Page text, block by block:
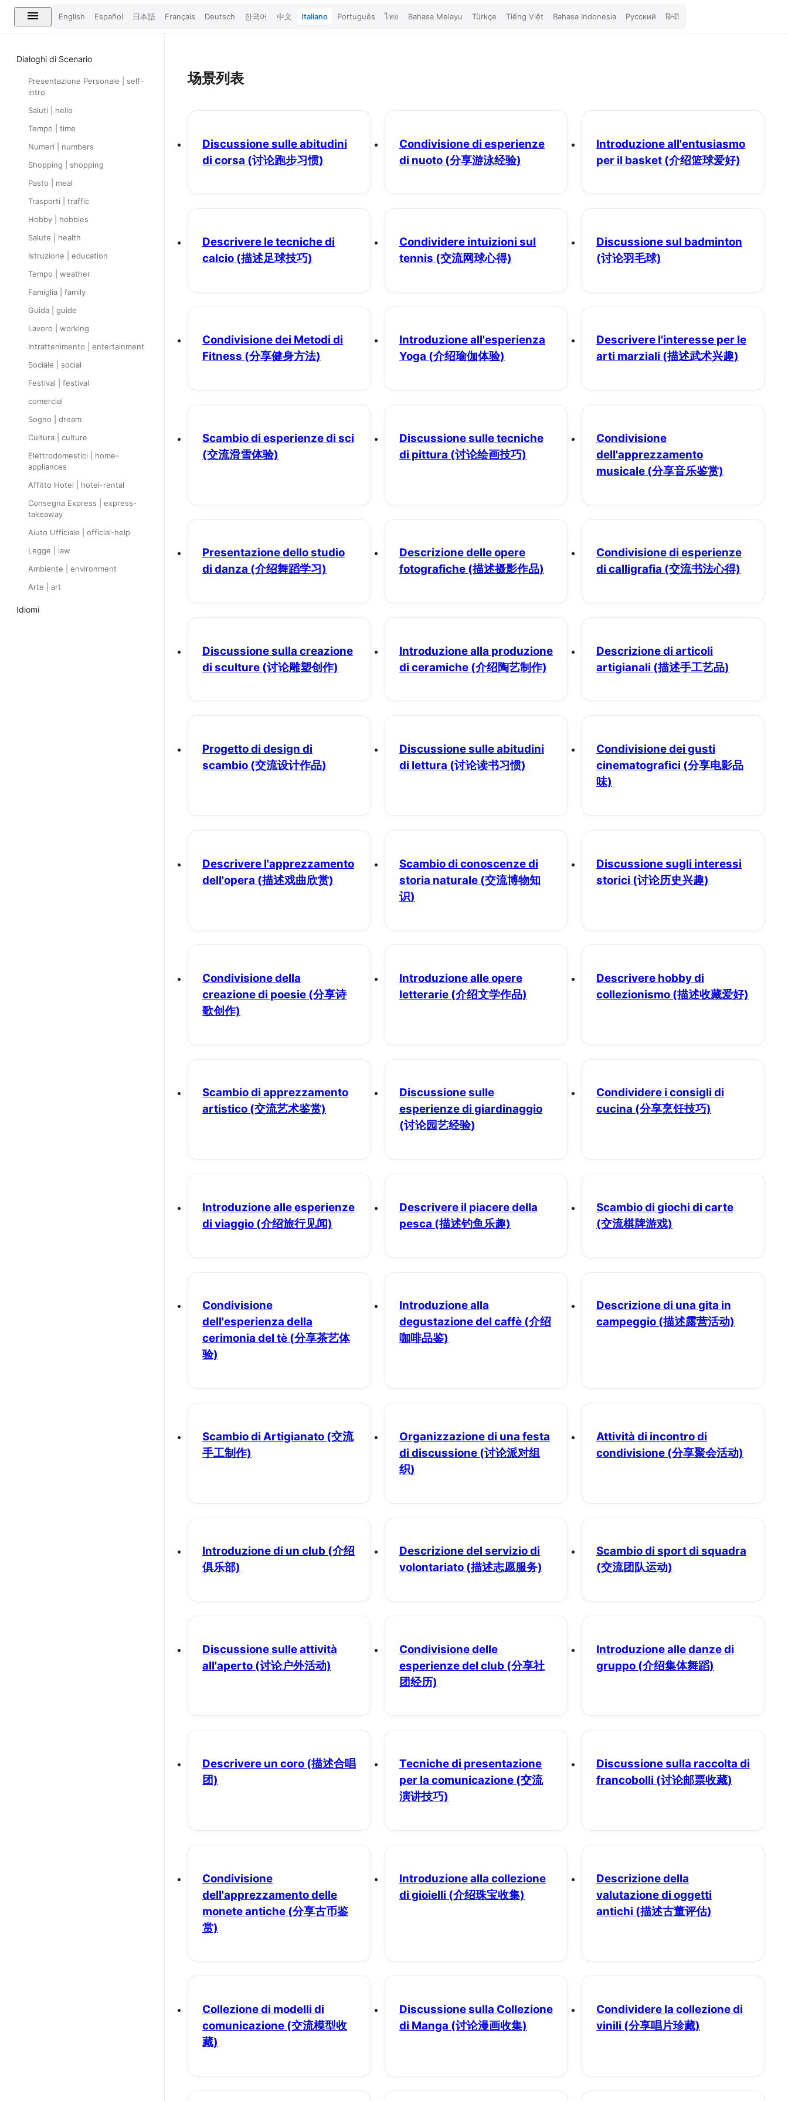
English Español 日本語 Français Deutsch 한국어 中文 Italiano Português ไทย Bahasa Melayu Türkçe Tiếng Việt Bahasa Indonesia Русский हिन्दी
Dialoghi di Scenario
Presentazione Personale | self-
intro
Saluti | hello
Tempo | time
Numeri | numbers
Shopping | shopping
Pasto | meal
Trasporti | traffic
Hobby | hobbies
Salute | health
Istruzione | education
Tempo | weather
Famiglia | family
Guida | guide
Lavoro | working
Intrattenimento | entertainment
Sociale | social
Festival | festival
comercial
Sogno | dream
Cultura | culture
Elettrodomestici | home-
appliances
Affitto Hotel | hotel-rental
Consegna Express | express-
takeaway
Aiuto Ufficiale | official-help
Legge | law
Ambiente | environment
Arte | art
Idiomi
场景列表
Discussione sulle abitudini
di corsa (讨论跑步习惯)
Condivisione di esperienze
di nuoto (分享游泳经验)
Introduzione all'entusiasmo
per il basket (介绍篮球爱好)
Descrivere le tecniche di
calcio (描述足球技巧)
Condividere intuizioni sul
tennis (交流网球心得)
Discussione sul badminton
(讨论羽毛球)
Condivisione dei Metodi di
Fitness (分享健身方法)
Introduzione all'esperienza
Yoga (介绍瑜伽体验)
Descrivere l'interesse per le
arti marziali (描述武术兴趣)
Scambio di esperienze di sci
(交流滑雪体验)
Discussione sulle tecniche
di pittura (讨论绘画技巧)
Condivisione
dell'apprezzamento
musicale (分享音乐鉴赏)
Presentazione dello studio
di danza (介绍舞蹈学习)
Descrizione delle opere
fotografiche (描述摄影作品)
Condivisione di esperienze
di calligrafia (交流书法心得)
Discussione sulla creazione
di sculture (讨论雕塑创作)
Introduzione alla produzione
di ceramiche (介绍陶艺制作)
Descrizione di articoli
artigianali (描述手工艺品)
Progetto di design di
scambio (交流设计作品)
Discussione sulle abitudini
di lettura (讨论读书习惯)
Condivisione dei gusti
cinematografici (分享电影品
味)
Descrivere l'apprezzamento
dell'opera (描述戏曲欣赏)
Scambio di conoscenze di
storia naturale (交流博物知
识)
Discussione sugli interessi
storici (讨论历史兴趣)
Condivisione della
creazione di poesie (分享诗
歌创作)
Introduzione alle opere
letterarie (介绍文学作品)
Descrivere hobby di
collezionismo (描述收藏爱好)
Scambio di apprezzamento
artistico (交流艺术鉴赏)
Discussione sulle
esperienze di giardinaggio
(讨论园艺经验)
Condividere i consigli di
cucina (分享烹饪技巧)
Introduzione alle esperienze
di viaggio (介绍旅行见闻)
Descrivere il piacere della
pesca (描述钓鱼乐趣)
Scambio di giochi di carte
(交流棋牌游戏)
Condivisione
dell'esperienza della
cerimonia del tè (分享茶艺体
验)
Introduzione alla
degustazione del caffè (介绍
咖啡品鉴)
Descrizione di una gita in
campeggio (描述露营活动)
Scambio di Artigianato (交流
手工制作)
Organizzazione di una festa
di discussione (讨论派对组
织)
Attività di incontro di
condivisione (分享聚会活动)
Introduzione di un club (介绍
俱乐部)
Descrizione del servizio di
volontariato (描述志愿服务)
Scambio di sport di squadra
(交流团队运动)
Discussione sulle attività
all'aperto (讨论户外活动)
Condivisione delle
esperienze del club (分享社
团经历)
Introduzione alle danze di
gruppo (介绍集体舞蹈)
Descrivere un coro (描述合唱
团)
Tecniche di presentazione
per la comunicazione (交流
演讲技巧)
Discussione sulla raccolta di
francobolli (讨论邮票收藏)
Condivisione
dell'apprezzamento delle
monete antiche (分享古币鉴
赏)
Introduzione alla collezione
di gioielli (介绍珠宝收集)
Descrizione della
valutazione di oggetti
antichi (描述古董评估)
Collezione di modelli di
comunicazione (交流模型收
藏)
Discussione sulla Collezione
di Manga (讨论漫画收集)
Condividere la collezione di
vinili (分享唱片珍藏)